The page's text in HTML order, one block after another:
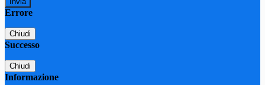
Errore
Chiudi
Successo
Chiudi
Informazione